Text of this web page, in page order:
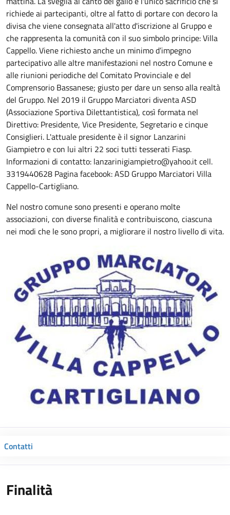
richiede ai partecipanti, oltre al fatto di portare con decoro la
divisa che viene consegnata all'atto d'iscrizione al Gruppo e
che rappresenta la comunità con il suo simbolo principe: Villa
Cappello. Viene richiesto anche un minimo d’impegno
partecipativo alle altre manifestazioni nel nostro Comune e
alle riunioni periodiche del Comitato Provinciale e del
Comprensorio Bassanese; giusto per dare un senso alla realtà
del Gruppo. Nel 2019 il Gruppo Marciatori diventa ASD
(Associazione Sportiva Dilettantistica), così formata nel
Direttivo: Presidente, Vice Presidente, Segretario e cinque
Consiglieri. L'attuale presidente è il signor Lanzarini
Giampietro e con lui altri 22 soci tutti tesserati Fiasp.
Informazioni di contatto: lanzarinigiampietro@yahoo.it cell.
3319440628 Pagina facebook: ASD Gruppo Marciatori Villa
Cappello-Cartigliano.
Nel nostro comune sono presenti e operano molte
associazioni, con diverse finalità e contribuiscono, ciascuna
nei modi che le sono propri, a migliorare il nostro livello di vita.
Contatti
Finalità